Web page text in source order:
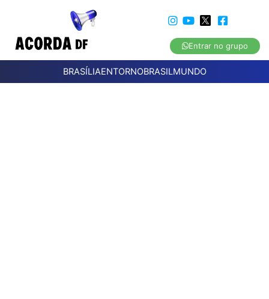
Entrar no grupo
BRASÍLIAENTORNOBRASILMUNDO